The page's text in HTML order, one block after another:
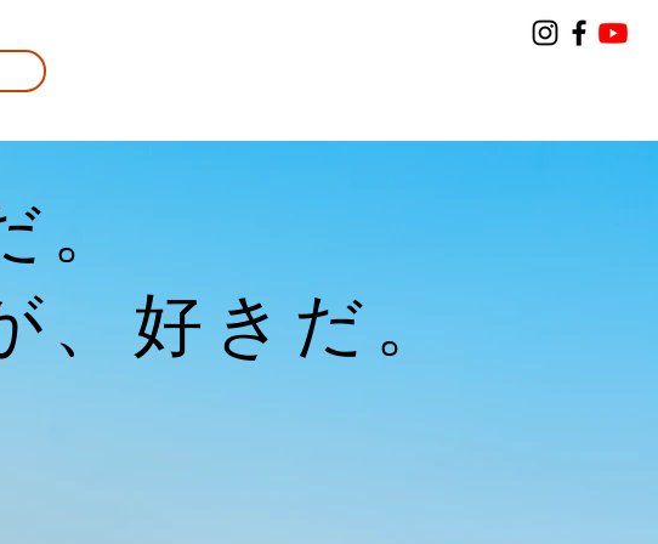
。
、好きだ。